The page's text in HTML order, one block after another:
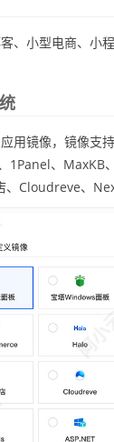
、小型电商、小
用镜像，镜像
1Panel、
Cloudreve、